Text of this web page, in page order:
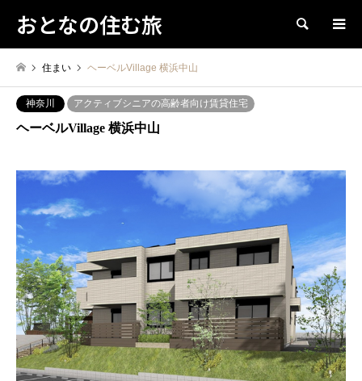
おとなの住む旅 検索
住まい ヘーベルVillage 横浜中山
神奈川 アクティブシニアの高齢者向け賃貸住宅
ヘーベルVillage 横浜中山